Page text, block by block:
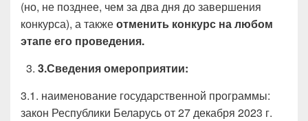
(но, не позднее, чем за два дня до завершения
конкурса), а такжеотменить конкурс на любом
этапе его проведения.
3.Сведения омероприятии:
3.1. наименование государственной программы:
закон Республики Беларусь от 27 декабря 2023 г.